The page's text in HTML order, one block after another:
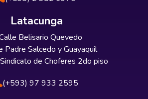
Latacunga
Belisario Quevedo
Padre Salcedo y Guayaquil
de Choferes 2do piso
(+593) 97 933 2595